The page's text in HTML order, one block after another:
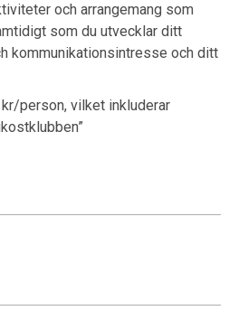
och arrangemang som
som du utvecklar ditt
kommunikationsintresse och ditt
person, vilket inkluderar